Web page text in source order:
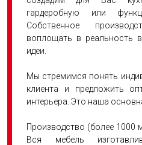
гардеробную или
Собственное
воплощать в реальность
идеи.
Мы стремимся понять
клиента и предложить
интерьера. Это наша
Производство (более 1000
Вся мебель